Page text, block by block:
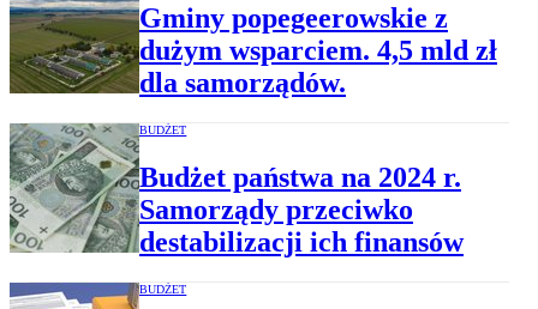
Gminy popegeerowskie z
dużym wsparciem. 4,5 mld zł
dla samorządów.
BUDŻET
Budżet państwa na 2024 r.
Samorządy przeciwko
destabilizacji ich finansów
BUDŻET